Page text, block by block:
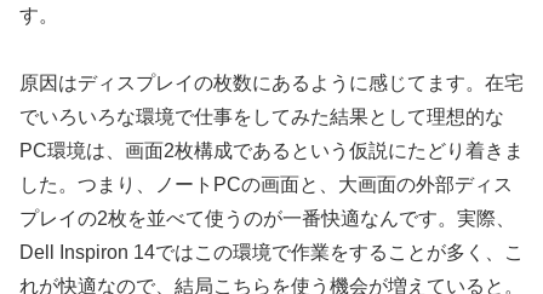
す。
原因はディスプレイの枚数にあるように感じてます。在宅
でいろいろな環境で仕事をしてみた結果として理想的な
PC環境は、画面2枚構成であるという仮説にたどり着きま
した。つまり、ノートPCの画面と、大画面の外部ディス
プレイの2枚を並べて使うのが一番快適なんです。実際、
Dell Inspiron 14ではこの環境で作業をすることが多く、こ
れが快適なので、結局こちらを使う機会が増えていると。